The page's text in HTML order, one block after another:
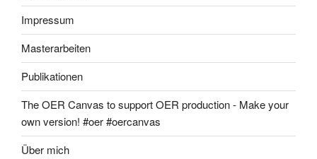
Impressum
Masterarbeiten
Publikationen
The OER Canvas to support OER production - Make your
own version! #oer #oercanvas
Über mich